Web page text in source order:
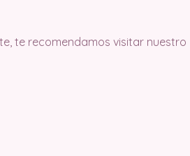
te recomendamos visitar nuestro